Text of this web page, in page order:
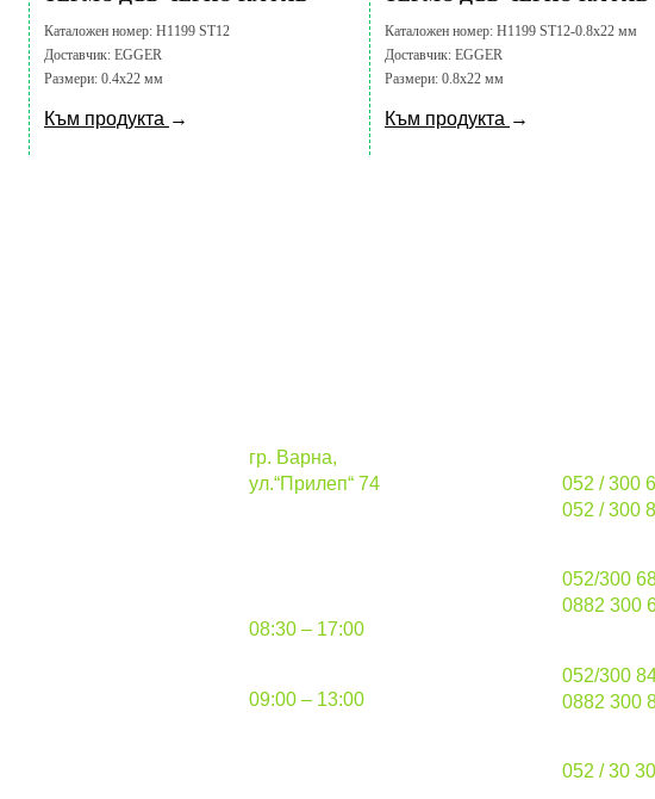
Каталожен номер: H1199 ST12
Доставчик: EGGER
Размери: 0.4х22 мм
Към продукта →
Каталожен номер: H1199 ST12-0.8х22 мм
Доставчик: EGGER
Размери: 0.8х22 мм
Към продукта →
гр. Варна,
ул.“Прилеп“ 74
08:30 – 17:00
09:00 – 13:00
052 / 300
052 / 300
052/300
0882 300
052/300
0882 300
052 / 30